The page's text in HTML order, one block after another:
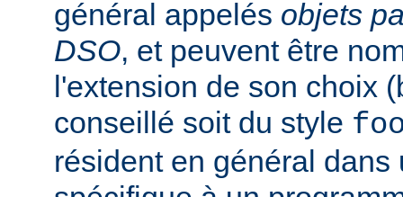
général appelés objets
DSO, et peuvent être
l'extension de son choix
conseillé soit du style
résident en général dans